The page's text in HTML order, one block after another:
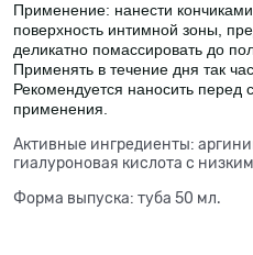
Применение: нанести
поверхность интимной зоны,
деликатно помассировать до
Применять в течение дня так
Рекомендуется наносить перед
применения.
Активные ингредиенты:
гиалуроновая кислота с
Форма выпуска: туба 50 мл.